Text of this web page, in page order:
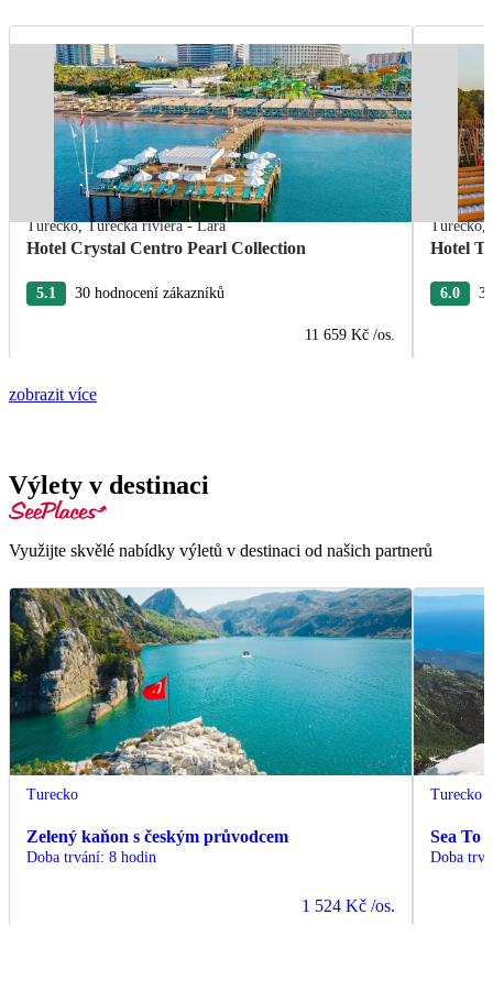
Turecko,Turecká riviéra - Lara
Hotel Crystal Centro Pearl Collection
5.1 30 hodnocení zákazníků
11 659 Kč /os.
Turecko,
Hotel
6.0 3
zobrazit více
Výlety v destinaci
Využijte skvělé nabídky výletů v destinaci od našich partnerů
Turecko
Zelený kaňon s českým průvodcem
Doba trvání: 8 hodin
1 524 Kč /os.
Turecko
Sea To
Doba